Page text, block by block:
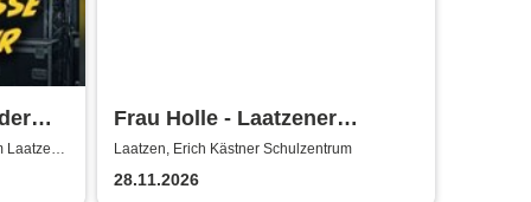
Frau Holle - Laatzener
Weihnachtsmärchen 2026
Laatzen, Erich Kästner Schulzentrum
28.11.2026